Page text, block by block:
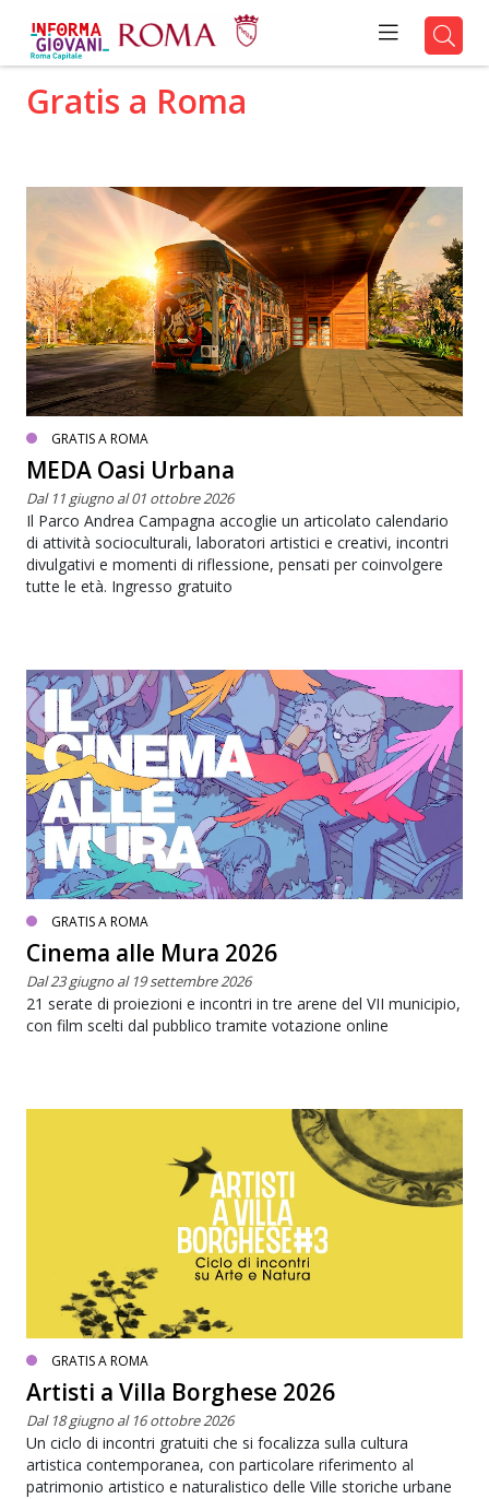
Gratis a Roma
GRATIS A ROMA
MEDA Oasi Urbana
Dal 11 giugno al 01 ottobre 2026
Il Parco Andrea Campagna accoglie un articolato calendario
di attività socioculturali, laboratori artistici e creativi, incontri
divulgativi e momenti di riflessione, pensati per coinvolgere
tutte le età. Ingresso gratuito
GRATIS A ROMA
Cinema alle Mura 2026
Dal 23 giugno al 19 settembre 2026
21 serate di proiezioni e incontri in tre arene del VII municipio,
con film scelti dal pubblico tramite votazione online
GRATIS A ROMA
Artisti a Villa Borghese 2026
Dal 18 giugno al 16 ottobre 2026
Un ciclo di incontri gratuiti che si focalizza sulla cultura
artistica contemporanea, con particolare riferimento al
patrimonio artistico e naturalistico delle Ville storiche urbane